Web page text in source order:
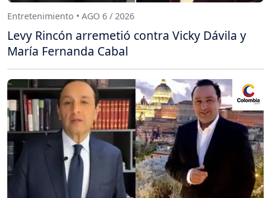
Entretenimiento • AGO 6 / 2026
Levy Rincón arremetió contra Vicky Dávila y
María Fernanda Cabal